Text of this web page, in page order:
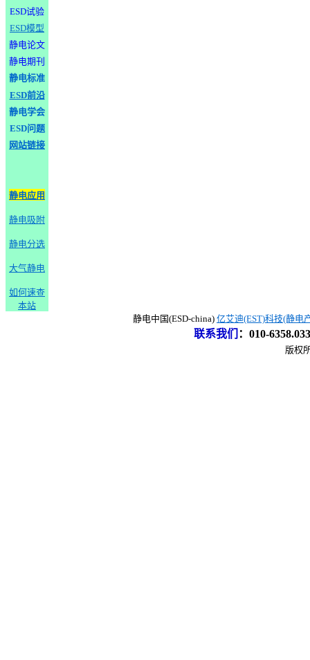
ESD试验
ESD模型
静电论文
静电期刊
静电标准
ESD前沿
静电学会
ESD问题
网站链接
静电应用
静电吸附
静电分选
大气静电
如何速查
本站
静电中国(ESD-china) 亿艾迪(EST)科技(静电
联系我们 ： 010-
版权